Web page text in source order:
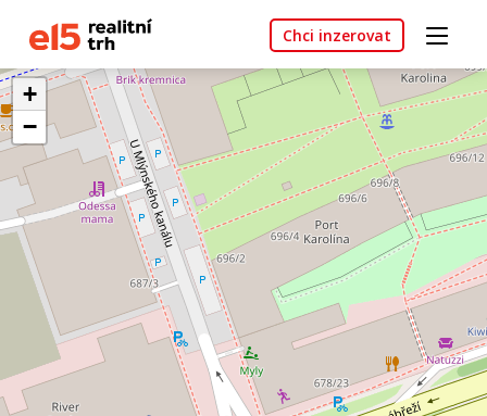
Chci inzerovat
+
−